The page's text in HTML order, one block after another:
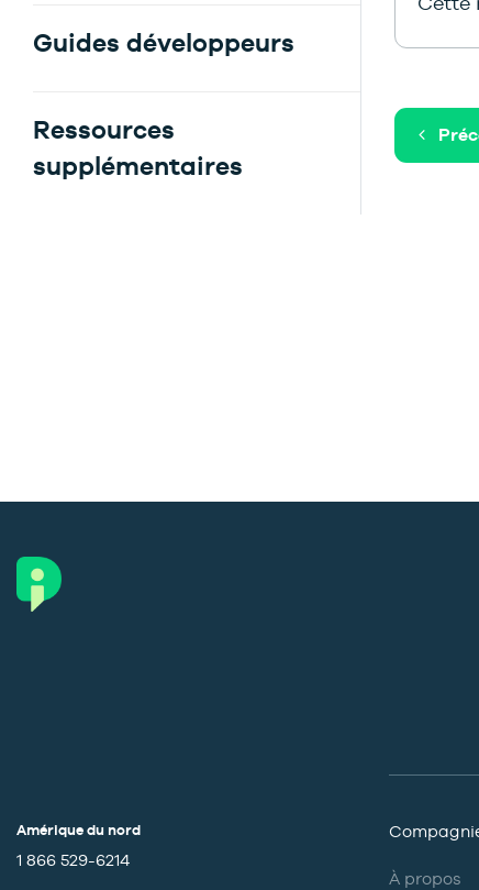
Guides développeurs
Ressources
supplémentaires
Amérique du nord
1 866 529-6214
À propos